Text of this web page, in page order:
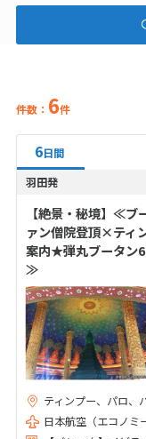
件数： 6件
6日間
羽田発
【絶景・秘境】≪
ァン僧院登頂×ティ
案内★弾丸ブータン
≫
ティンプー、パロ、
日本航空（エコノミ